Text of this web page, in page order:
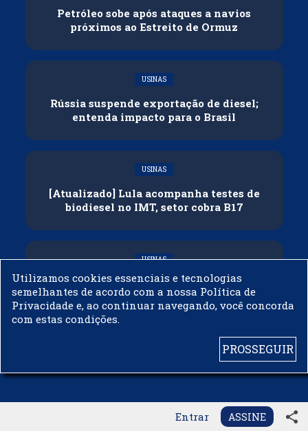
Entrar ASSINE share
Petróleo sobe após ataques a navios
próximos ao Estreito de Ormuz
USINAS
Rússia suspende exportação de diesel;
entenda impacto para o Brasil
USINAS
[Atualizado] Lula acompanha testes de
biodiesel no IMT, setor cobra B17
USINAS
Governo adia reunião sobre mistura de
etanol na gasolina
Utilizamos cookies essenciais e tecnologias
semelhantes de acordo com a nossa Política de
Privacidade e, ao continuar navegando, você concorda
com estas condições.
PROSSEGUIR